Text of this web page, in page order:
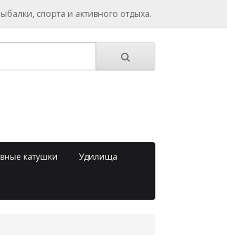
спорта и активного отдыха.
катушки Удилища